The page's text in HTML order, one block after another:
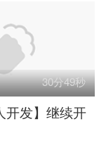
30分49秒
开发】继续开